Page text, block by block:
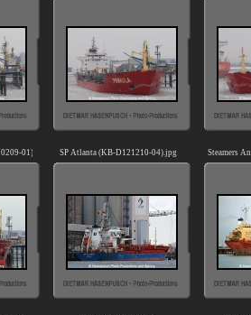
01).jpg SP Atlanta (KB-D121210-04).jpg Steamers